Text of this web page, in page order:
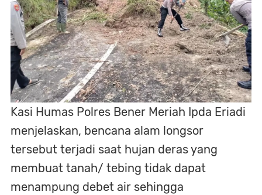
Kasi Humas Polres Bener Meriah Ipda Eriadi
menjelaskan, bencana alam longsor
tersebut terjadi saat hujan deras yang
membuat tanah/ tebing tidak dapat
menampung debet air sehingga